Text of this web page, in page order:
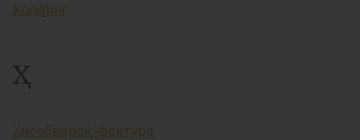
Холдинг
Ҳ
Ҳисобварақ-фактура